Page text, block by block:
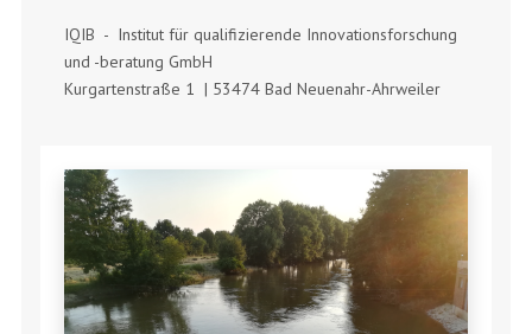
IQIB - Institut für qualifizierende Innovationsforschung
und -beratung GmbH
Kurgartenstraße 1 | 53474 Bad Neuenahr-Ahrweiler